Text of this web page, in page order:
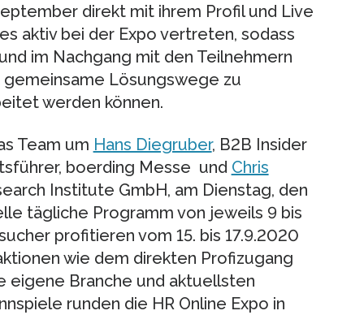
direkt mit ihrem Profil und Live
aktiv bei der Expo vertreten, sodass
im Nachgang mit den Teilnehmern
Lösungswege zu
werden können.
Team um Hans Diegruber, B2B Insider
boerding Messe und Chris
Institute GmbH, am Dienstag, den
tägliche Programm von jeweils 9 bis
profitieren vom 15. bis 17.9.2020
wie dem direkten Profizugang
eigene Branche und aktuellsten
runden die HR Online Expo in